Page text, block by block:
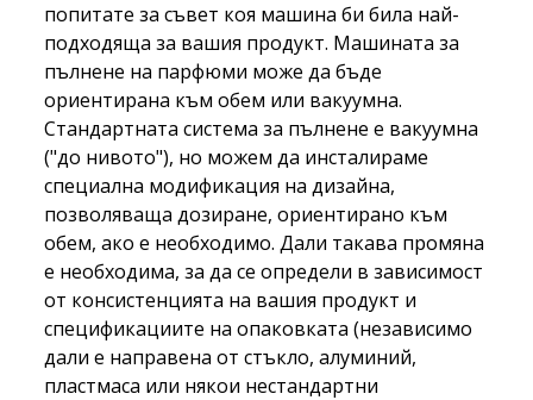
попитате за съвет коя машина би била най-
подходяща за вашия продукт. Машината за
пълнене на парфюми може да бъде
ориентирана към обем или вакуумна.
Стандартната система за пълнене е вакуумна
("до нивото"), но можем да инсталираме
специална модификация на дизайна,
позволяваща дозиране, ориентирано към
обем, ако е необходимо. Дали такава промяна
е необходима, за да се определи в зависимост
от консистенцията на вашия продукт и
спецификациите на опаковката (независимо
дали е направена от стъкло, алуминий,
пластмаса или някои нестандартни